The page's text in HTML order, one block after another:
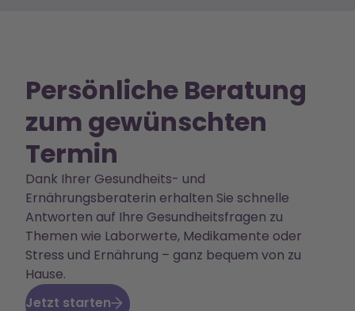
Persönliche Beratung
zum gewünschten
Termin
Dank Ihrer Gesundheits- und
Ernährungsberaterin erhalten Sie schnelle
Antworten auf Ihre Gesundheitsfragen zu
Themen wie Laborwerte, Medikamente oder
Stress und Ernährung – ganz bequem von zu
Hause.
Jetzt starten